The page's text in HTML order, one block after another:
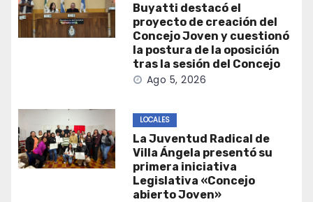
Buyatti destacó el
proyecto de creación del
Concejo Joven y cuestionó
la postura de la oposición
tras la sesión del Concejo
Ago 5, 2026
LOCALES
La Juventud Radical de
Villa Ángela presentó su
primera iniciativa
Legislativa «Concejo
abierto Joven»